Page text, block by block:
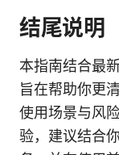
结尾说明
本指南结合最
旨在帮助你更
使用场景与风
验，建议结合